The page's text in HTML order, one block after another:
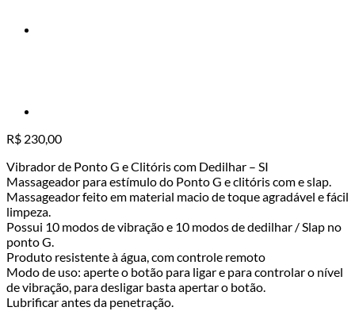
R$ 230,00
Vibrador de Ponto G e Clitóris com Dedilhar – SI
Massageador para estímulo do Ponto G e clitóris com e slap.
Massageador feito em material macio de toque agradável e fácil
limpeza.
Possui 10 modos de vibração e 10 modos de dedilhar / Slap no
ponto G.
Produto resistente à água, com controle remoto
Modo de uso: aperte o botão para ligar e para controlar o nível
de vibração, para desligar basta apertar o botão.
Lubrificar antes da penetração.